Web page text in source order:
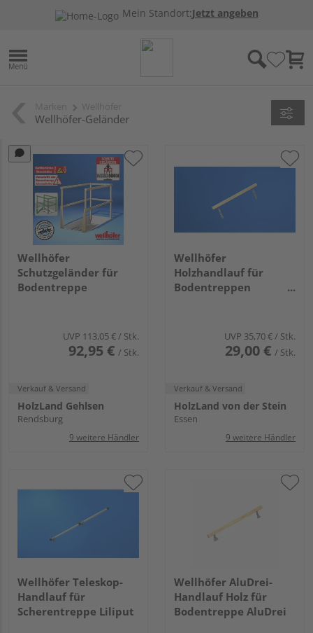
Mein Standort:Jetzt angeben
Wellhöfer-Geländer
Wellhöfer
Schutzgeländer für
Bodentreppe
UVP 113,05 €/ Stk.
92,95 € / Stk.
Verkauf & Versand
HolzLand Gehlsen
Rendsburg
9 weitere Händler
Wellhöfer
Holzhandlauf für
Bodentreppen
UVP 35,70 €/ Stk.
29,00 € / Stk.
Verkauf & Versand
HolzLand von der Stein
Essen
9 weitere Händler
Wellhöfer Teleskop-
Handlauf für
Scherentreppe Liliput
Wellhöfer AluDrei-
Handlauf Holz für
Bodentreppe AluDrei